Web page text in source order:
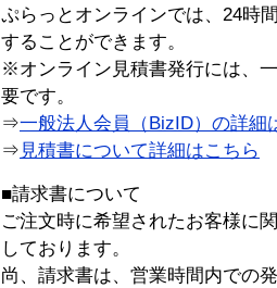
ぷらっとオンラインでは、24時
することができます。
※オンライン見積書発行には、
要です。
⇒一般法人会員（BizID）の詳細
⇒ 見積書について詳細はこちら
■請求書について
ご注文時に希望されたお客様に
しております。
尚、請求書は、営業時間内での